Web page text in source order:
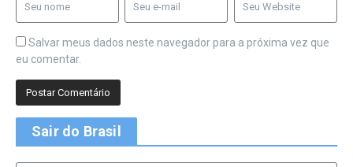
Salvar meus dados neste navegador para a próxima vez que
eu comentar.
Sair do Brasil